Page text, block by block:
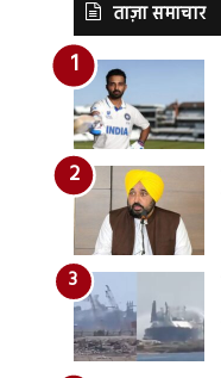
ताज़ा समाचार